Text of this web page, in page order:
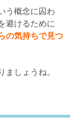
う概念に囚わ
避けるために
の気持ちで見つ
しょうね。